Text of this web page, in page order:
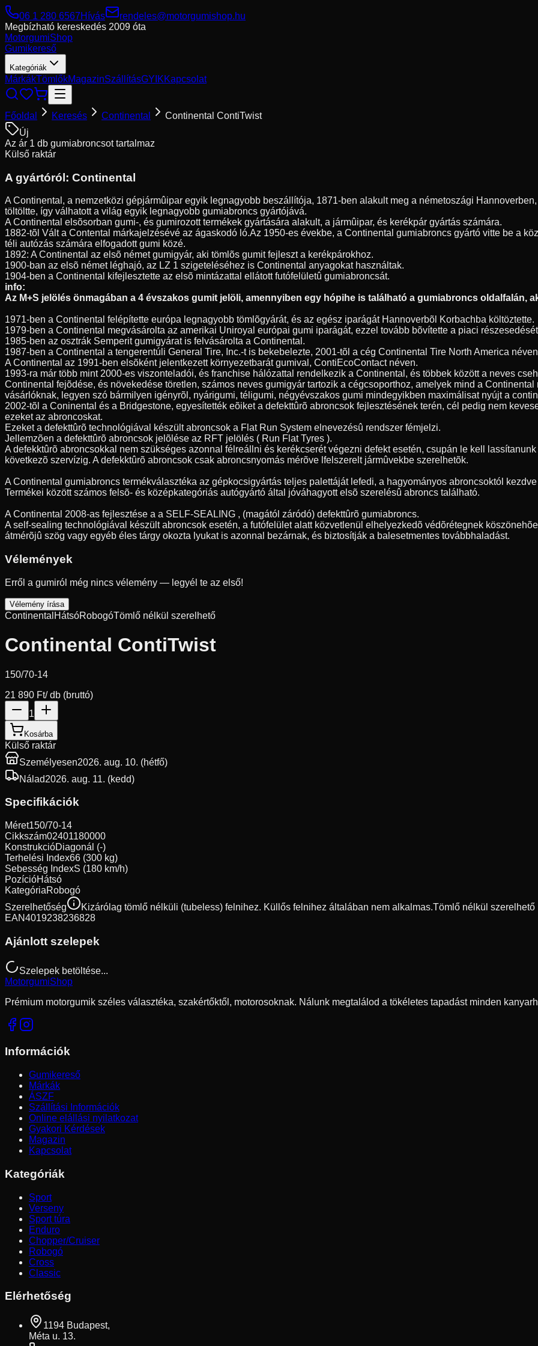
06 1 280 6567Hívás
rendeles@motorgumishop.hu
Megbízható kereskedés 2009 óta
MotorgumiShop
Gumikereső
Kategóriák
MárkákTömlőkMagazinSzállításGYIKKapcsolat
Főoldal Keresés Continental
Continental ContiTwist
Új
Az ár 1 db gumiabroncsot tartalmaz
Külső raktár
A gyártóról: Continental
A Continental, a nemzetközi gépjármûipar egyik legnagyobb beszállítója, 1871-ben alakult meg a németoszági
töltöltte, így válhatott a világ egyik legnagyobb gumiabroncs gyártójává.
A Continental elsõsorban gumi-, és gumirozott termékek gyártására alakult, a jármûipar, és kerékpár gyártás számára.
1882-tõl Vált a Contental márkajelzésévé az ágaskodó ló.Az 1950-es évekbe, a Continental gumiabroncs gyártó vitte be a
téli autózás számára elfogadott gumi közé.
1892: A Continental az elsõ német gumigyár, aki tömlõs gumit fejleszt a kerékpárokhoz.
1900-ban az elsõ német léghajó, az LZ 1 szigeteléséhez is Continental anyagokat használtak.
1904-ben a Continental kifejlesztette az elsõ mintázattal ellátott futófelületû gumiabroncsát.
info:
Az M+S jelölés önmagában a 4 évszakos gumit jelöli, amennyiben egy hópihe is található a gumiabroncs oldalfalán,
1971-ben a Continental felépítette európa legnagyobb tömlõgyárát, és az egész iparágát Hannoverbõl Korbachba költöztette.
1979-ben a Continental megvásárolta az amerikai Uniroyal európai gumi iparágát, ezzel tovább bõvítette a piaci
1985-ben az osztrák Semperit gumigyárat is felvásárolta a Continental.
1987-ben a Continental a tengerentúli General Tire, Inc.-t is bekebelezte, 2001-tõl a cég Continental Tire North America
A Continental az 1991-ben elsõként jelentkezett környezetbarát gumival, ContiEcoContact néven.
1993-ra már több mint 2000-es viszonteladói, és franchise hálózattal rendelkezik a Continental, és többek között a neves
Continental fejõdése, és növekedése töretlen, számos neves gumigyár tartozik a cégcsoporthoz, amelyek mind a
vásárlóknak, legyen szó bármilyen igényrõl, nyárigumi, téligumi, négyévszakos gumi mindegyikben maximálisat nyújt a
2002-tõl a Coninental és a Bridgestone, egyesítették eõiket a defekttûrõ abroncsok fejlesztésének terén, cél pedig nem
ezeket az abroncoskat.
Ezeket a defekttûrõ technológiával készült abroncsok a Flat Run System elnevezésû rendszer fémjelzi.
Jellemzõen a defekttûrõ abroncsok jelõlése az RFT jelölés ( Run Flat Tyres ).
A defekktûrõ abroncsokkal nem szükséges azonnal félreállni és kerékcserét végezni defekt esetén, csupán le kell
következõ szervízig. A defekktûrõ abroncsok csak abroncsnyomás mérõve lfelszerelt jármûvekbe szerelhetõk.
A Continental gumiabroncs termékválasztéka az gépkocsigyártás teljes palettáját lefedi, a hagyományos abroncsoktól
Termékei között számos felsõ- és középkategóriás autógyártó által jóváhagyott elsõ szerelésû abroncs található.
A Continental 2008-as fejlesztése a a SELF-SEALING , (magától záródó) defekttûrõ gumiabroncs.
A self-sealing technológiával készült abroncsok esetén, a futófelület alatt közvetlenül elhelyezkedõ védõrétegnek
átmérõjû szög vagy egyéb éles tárgy okozta lyukat is azonnal bezárnak, és biztosítják a balesetmentes továbbhaladást.
Vélemények
Erről a gumiról még nincs vélemény — legyél te az első!
Vélemény írása
Continental HátsóRobogóTömlő nélkül szerelhető
Continental ContiTwist
150/70-14
21 890 Ft/ db (bruttó)
1
Kosárba
Külső raktár
Személyesen2026. aug. 10. (hétfő)
Nálad2026. aug. 11. (kedd)
Specifikációk
Méret150/70-14
Cikkszám02401180000
KonstrukcióDiagonál (-)
Terhelési Index66 (300 kg)
Sebesség IndexS (180 km/h)
PozícióHátsó
KategóriaRobogó
Szerelhetőség
Kizárólag tömlő nélküli (tubeless) felnihez. Küllős felnihez általában nem alkalmas.Tömlő nélkül szerelhető
EAN4019238236828
Ajánlott szelepek
Szelepek betöltése...
MotorgumiShop
Prémium motorgumik széles választéka, szakértőktől, motorosoknak. Nálunk megtalálod a tökéletes tapadást minden
Információk
Gumikereső
Márkák
ÁSZF
Szállítási Információk
Online elállási nyilatkozat
Gyakori Kérdések
Magazin
Kapcsolat
Kategóriák
Sport
Verseny
Sport túra
Enduro
Chopper/Cruiser
Robogó
Cross
Classic
Elérhetőség
1194 Budapest,
Méta u. 13.